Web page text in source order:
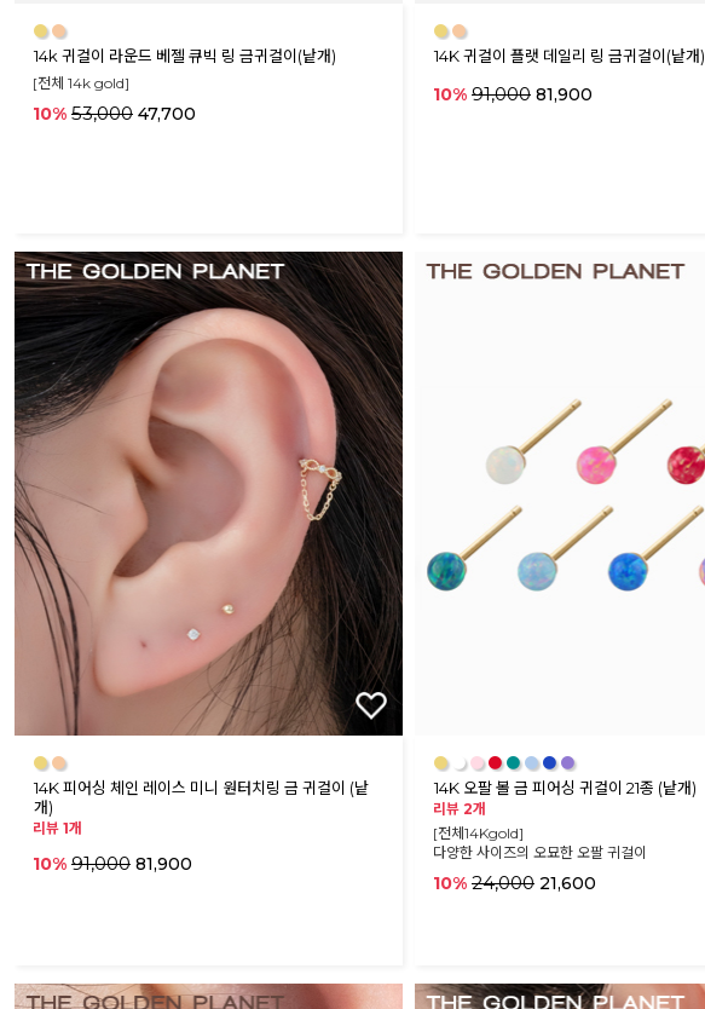
● ●
14k 귀걸이 라운드 베젤 큐빅 링 금귀걸이(낱개)
[전체 14k gold]
10% 53,000 47,700
● ●
14K 귀걸이 플랫 데일리 링 금귀걸이(낱개)
10% 91,000 81,900
● ●
14K 피어싱 체인 레이스 미니 원터치링 금 귀걸이 (낱
개)
리뷰 1개
10% 91,000 81,900
● ● ● ● ● ● ● ●
14K 오팔 볼 금 피어싱 귀걸이 21종 (낱개)
리뷰 2개
[전체14Kgold]
다양한 사이즈의 오묘한 오팔 귀걸이
10% 24,000 21,600